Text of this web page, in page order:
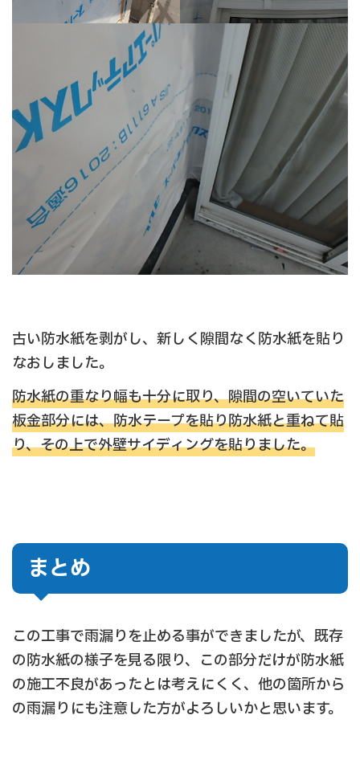
古い防水紙を剥がし、新しく隙間なく防水紙を貼り
なおしました。
防水紙の重なり幅も十分に取り、隙間の空いていた
板金部分には、防水テープを貼り防水紙と重ねて貼
り、その上で外壁サイディングを貼りました。
まとめ
この工事で雨漏りを止める事ができましたが、既存
の防水紙の様子を見る限り、この部分だけが防水紙
の施工不良があったとは考えにくく、他の箇所から
の雨漏りにも注意した方がよろしいかと思います。